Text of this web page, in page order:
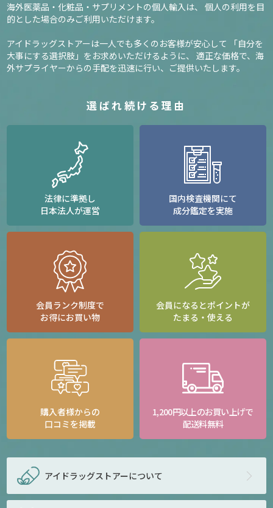
海外医薬品・化粧品・サプリメントの個人輸入は、 個人の利用を目
的とした場合のみご利用いただけます。
アイドラッグストアーは一人でも多くのお客様が安心して
「自分を
大事にする選択肢」をお求めいただけるように、 適正な価格で、海
外サプライヤーからの手配を迅速に行い、ご提供いたします。
選ばれ続ける理由
法律に準拠し
日本法人が運営
国内検査機関にて
成分鑑定を実施
会員ランク制度で
お得にお買い物
会員になるとポイントが
たまる・使える
購入者様からの
口コミを掲載
1,200円以上のお買い上げで
配送料無料
アイドラッグストアーについて